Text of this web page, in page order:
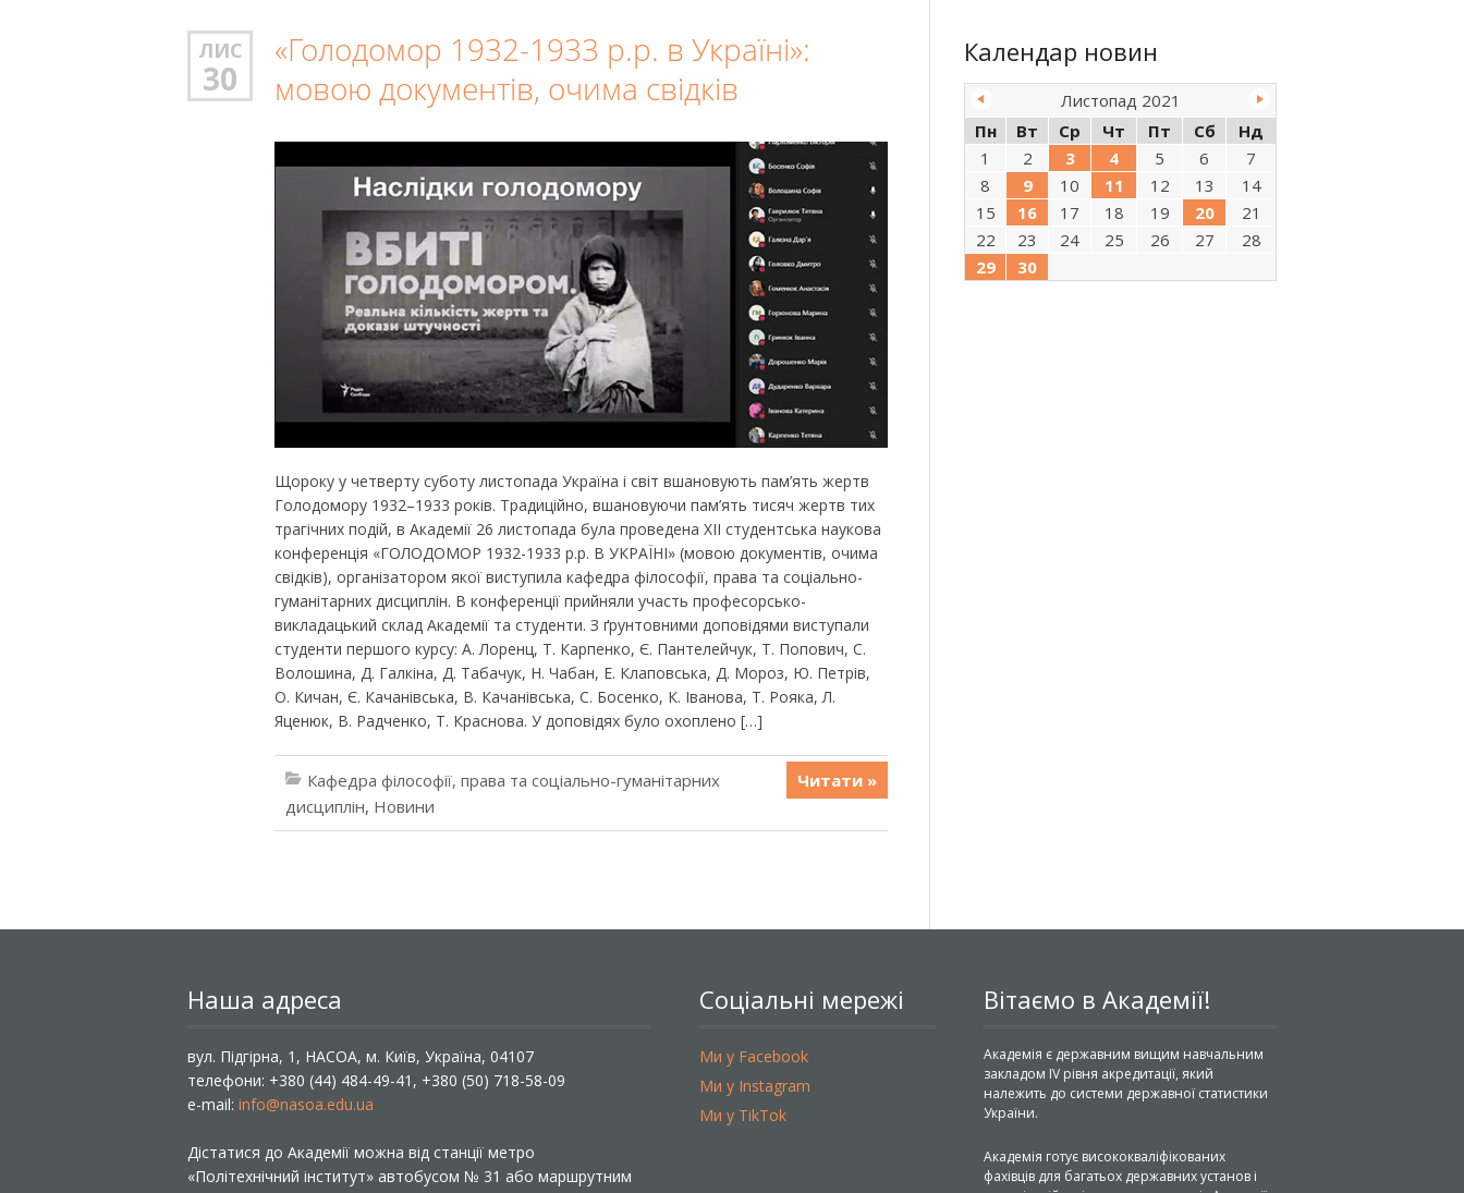
ЛИС
30
«Голодомор 1932-1933 р.р. в Україні»:
мовою документів, очима свідків
Щороку у четверту суботу листопада Україна і світ вшановують пам’ять жертв
Голодомору 1932–1933 років. Традиційно, вшановуючи пам’ять тисяч жертв тих
трагічних подій, в Академії 26 листопада була проведена ХІІ студентська наукова
конференція «ГОЛОДОМОР 1932-1933 р.р. В УКРАЇНІ» (мовою документів, очима
свідків), організатором якої виступила кафедра філософії, права та соціально-
гуманітарних дисциплін. В конференції прийняли участь професорсько-
викладацький склад Академії та студенти. З ґрунтовними доповідями виступали
студенти першого курсу: А. Лоренц, Т. Карпенко, Є. Пантелейчук, Т. Попович, С.
Волошина, Д. Галкіна, Д. Табачук, Н. Чабан, Е. Клаповська, Д. Мороз, Ю. Петрів,
О. Кичан, Є. Качанівська, В. Качанівська, С. Босенко, К. Іванова, Т. Рояка, Л.
Яценюк, В. Радченко, Т. Краснова. У доповідях було охоплено […]
Кафедра філософії, права та соціально-гуманітарних
дисциплін, Новини
Читати »
Календар новин
Листопад 2021
Пн
Вт Ср Чт Пт Сб
Нд
1
2 3 4 5 6
7
8
9 10 11 12 13
14
15
16 17 18 19 20
21
22
23 24 25 26 27
28
29
30
Наша адреса
вул. Підгірна, 1, НАСОА, м. Київ, Україна, 04107
телефони: +380 (44) 484-49-41, +380 (50) 718-58-09
e-mail: info@nasoa.edu.ua
Дістатися до Академії можна від станції метро
«Політехнічний інститут» автобусом № 31 або маршрутним
Соціальні мережі
Ми у Facebook
Ми у Instagram
Ми у TikTok
Вітаємо в Академії!
Академія є державним вищим навчальним
закладом IV рівня акредитації, який
належить до системи державної статистики
України.
Академія готує висококваліфікованих
фахівців для багатьох державних установ і